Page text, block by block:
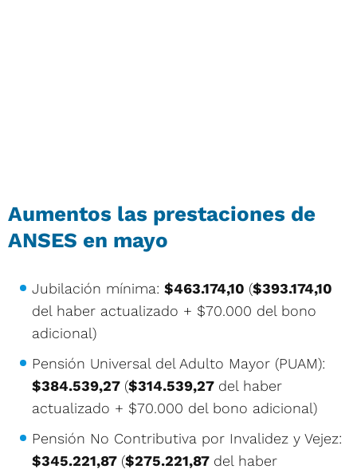
Aumentos las prestaciones de
ANSES en mayo
Jubilación mínima: $463.174,10 ($393.174,10
del haber actualizado + $70.000 del bono
adicional)
Pensión Universal del Adulto Mayor (PUAM):
$384.539,27 ($314.539,27 del haber
actualizado + $70.000 del bono adicional)
Pensión No Contributiva por Invalidez y Vejez:
$345.221,87 ($275.221,87 del haber